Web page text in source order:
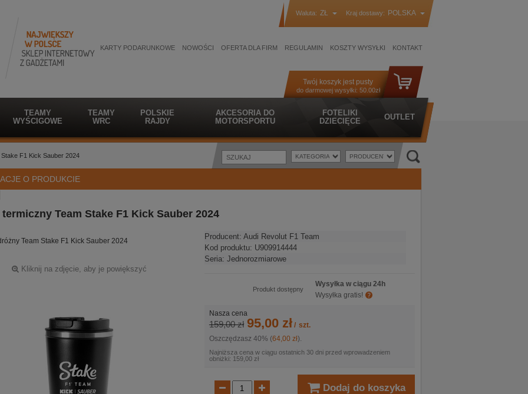
Waluta: ZŁ Kraj dostawy: POLSKA
KARTY PODARUNKOWE NOWOŚCI OFERTA DLA FIRM REGULAMIN KOSZTY WYSYŁKI KONTAKT
Twój koszyk jest pusty
do darmowej wysyłki: 50.00zł
TEAMY
WYŚCIGOWE
TEAMY
WRC
POLSKIE
RAJDY
AKCESORIA DO
MOTORSPORTU
FOTELIKI
DZIECIĘCE
OUTLET
F1 Kick Sauber 2024
O PRODUKCIE
Team Stake F1 Kick Sauber 2024
Team Stake F1 Kick Sauber 2024
Kliknij na zdjęcie, aby je powiększyć
Producent: Audi Revolut F1 Team
Kod produktu: U909914444
Seria: Jednorozmiarowe
Produkt dostępny
Wysyłka w ciągu 24h
Wysyłka gratis!
Nasza cena
159,00 zł 95,00 zł/ szt.
Oszczędzasz 40% (64,00 zł).
Najniższa cena w ciągu ostatnich 30 dni przed wprowadzeniem
obniżki: 159,00 zł
Dodaj do koszyka